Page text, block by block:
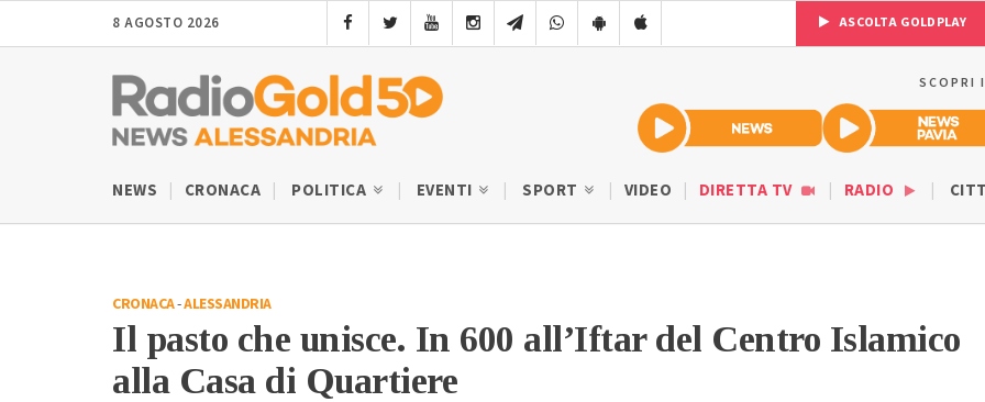
8 AGOSTO 2026 ASCOLTA GOLDPLAY
SCOPRI
NEWS CRONACA POLITICA EVENTI SPORT VIDEO DIRETTA TV RADIO
CRONACA-ALESSANDRIA
Il pasto che unisce. In 600 all’Iftar del Centro Islamico
alla Casa di Quartiere